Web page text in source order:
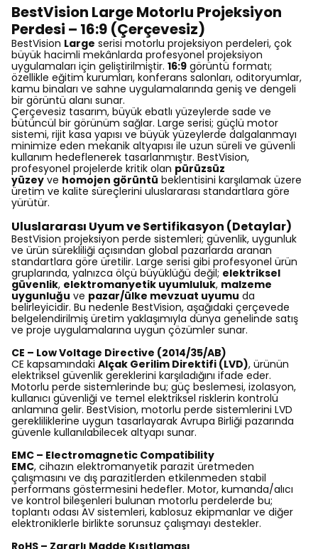
BestVision Large Motorlu Projeksiyon
Perdesi – 16:9 (Çerçevesiz)
BestVision Large serisi motorlu projeksiyon perdeleri, çok
büyük hacimli mekânlarda profesyonel projeksiyon
uygulamaları için geliştirilmiştir. 16:9 görüntü formatı;
özellikle eğitim kurumları, konferans salonları, oditoryumlar,
kamu binaları ve sahne uygulamalarında geniş ve dengeli
bir görüntü alanı sunar.
Çerçevesiz tasarım, büyük ebatlı yüzeylerde sade ve
bütüncül bir görünüm sağlar. Large serisi; güçlü motor
sistemi, rijit kasa yapısı ve büyük yüzeylerde dalgalanmayı
minimize eden mekanik altyapısı ile uzun süreli ve güvenli
kullanım hedeflenerek tasarlanmıştır. BestVision,
profesyonel projelerde kritik olan pürüzsüz
yüzey ve homojen görüntü beklentisini karşılamak üzere
üretim ve kalite süreçlerini uluslararası standartlara göre
yürütür.
Uluslararası Uyum ve Sertifikasyon (Detaylar)
BestVision projeksiyon perde sistemleri; güvenlik, uygunluk
ve ürün sürekliliği açısından global pazarlarda aranan
standartlara göre üretilir. Large serisi gibi profesyonel ürün
gruplarında, yalnızca ölçü büyüklüğü değil; elektriksel
güvenlik, elektromanyetik uyumluluk, malzeme
uygunluğu ve pazar/ülke mevzuat uyumu da
belirleyicidir. Bu nedenle BestVision, aşağıdaki çerçevede
belgelendirilmiş üretim yaklaşımıyla dünya genelinde satış
ve proje uygulamalarına uygun çözümler sunar.
CE – Low Voltage Directive (2014/35/AB)
CE kapsamındaki Alçak Gerilim Direktifi (LVD), ürünün
elektriksel güvenlik gereklerini karşıladığını ifade eder.
Motorlu perde sistemlerinde bu; güç beslemesi, izolasyon,
kullanıcı güvenliği ve temel elektriksel risklerin kontrolü
anlamına gelir. BestVision, motorlu perde sistemlerini LVD
gerekliliklerine uygun tasarlayarak Avrupa Birliği pazarında
güvenle kullanılabilecek altyapı sunar.
EMC – Electromagnetic Compatibility
EMC, cihazın elektromanyetik parazit üretmeden
çalışmasını ve dış parazitlerden etkilenmeden stabil
performans göstermesini hedefler. Motor, kumanda/alıcı
ve kontrol bileşenleri bulunan motorlu perdelerde bu;
toplantı odası AV sistemleri, kablosuz ekipmanlar ve diğer
elektroniklerle birlikte sorunsuz çalışmayı destekler.
RoHS – Zararlı Madde Kısıtlaması